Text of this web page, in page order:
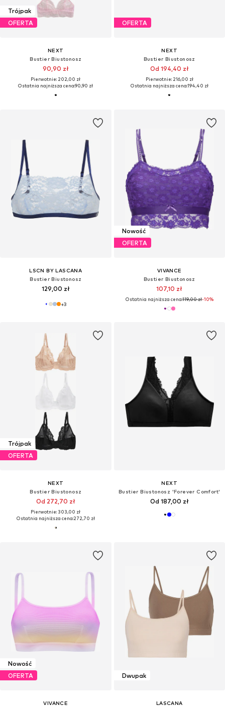
Trójpak
OFERTA
NEXT
Bustier Biustonosz
90,90 zł
Pierwotnie: 202,00 zł
Ostatnia najniższa cena:90,90 zł
OFERTA
NEXT
Bustier Biustonosz
Od 194,40 zł
Pierwotnie: 216,00 zł
Ostatnia najniższa cena:194,40 zł
LSCN BY LASCANA
Bustier Biustonosz
129,00 zł
+3
Nowość
OFERTA
VIVANCE
Bustier Biustonosz
107,10 zł
Ostatnia najniższa cena:119,00 zł-10%
Trójpak
OFERTA
NEXT
Bustier Biustonosz
Od 272,70 zł
Pierwotnie: 303,00 zł
Ostatnia najniższa cena:272,70 zł
NEXT
Bustier Biustonosz 'Forever Comfort'
Od 187,00 zł
Nowość
OFERTA
VIVANCE
Dwupak
LASCANA